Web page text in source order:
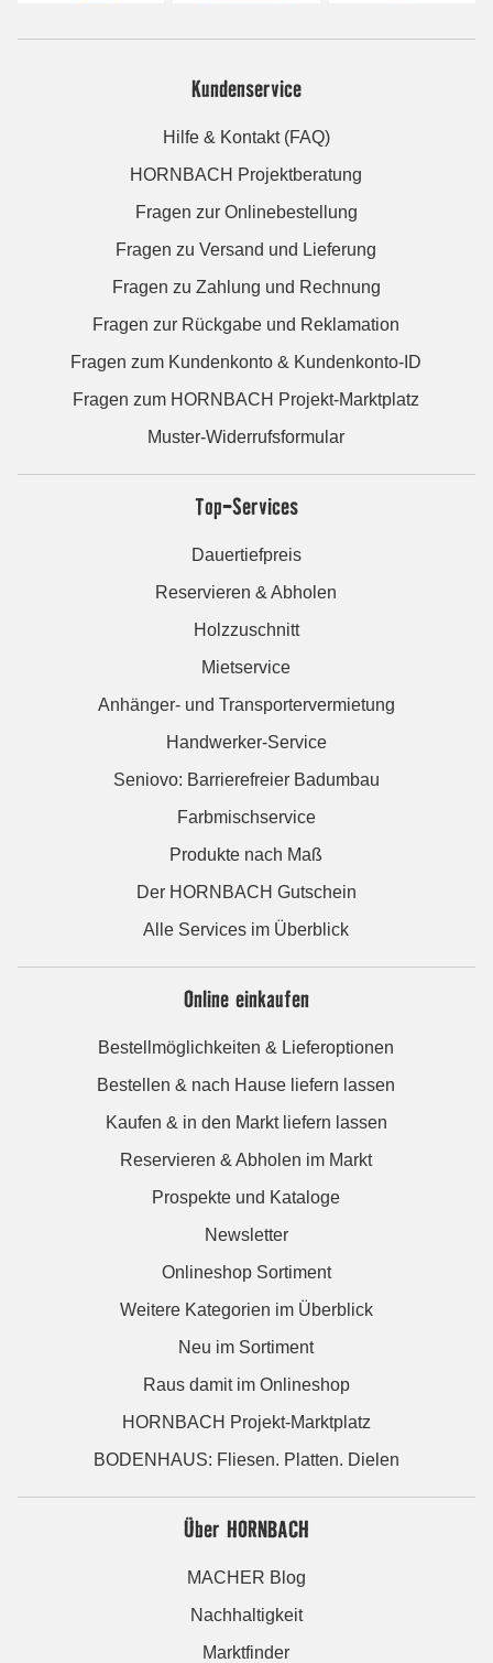
Kundenservice
Hilfe & Kontakt (FAQ)
HORNBACH Projektberatung
Fragen zur Onlinebestellung
Fragen zu Versand und Lieferung
Fragen zu Zahlung und Rechnung
Fragen zur Rückgabe und Reklamation
Fragen zum Kundenkonto & Kundenkonto-ID
Fragen zum HORNBACH Projekt-Marktplatz
Muster-Widerrufsformular
Top-Services
Dauertiefpreis
Reservieren & Abholen
Holzzuschnitt
Mietservice
Anhänger- und Transportervermietung
Handwerker-Service
Seniovo: Barrierefreier Badumbau
Farbmischservice
Produkte nach Maß
Der HORNBACH Gutschein
Alle Services im Überblick
Online einkaufen
Bestellmöglichkeiten & Lieferoptionen
Bestellen & nach Hause liefern lassen
Kaufen & in den Markt liefern lassen
Reservieren & Abholen im Markt
Prospekte und Kataloge
Newsletter
Onlineshop Sortiment
Weitere Kategorien im Überblick
Neu im Sortiment
Raus damit im Onlineshop
HORNBACH Projekt-Marktplatz
BODENHAUS: Fliesen. Platten. Dielen
Über HORNBACH
MACHER Blog
Nachhaltigkeit
Marktfinder